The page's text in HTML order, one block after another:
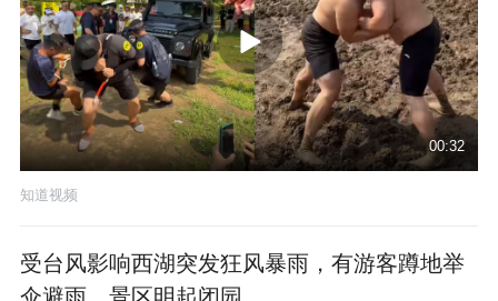
00:32
知道视频
受台风影响西湖突发狂风暴雨，有游客蹲地举